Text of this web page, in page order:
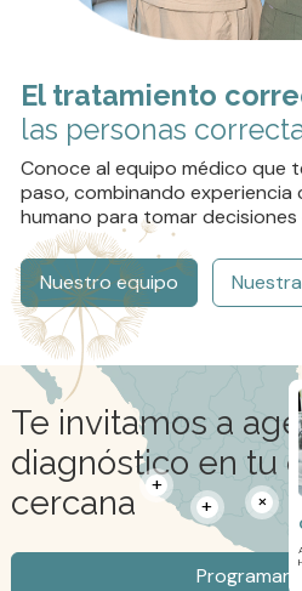
Transferencias más efectivas
Prueba que detecta
antes de transferir el embrión
Preimplantacional para
Transferenciasmás precisas
Prueba para determinar el
transferencia de embriones
TEST ERA® Análisis de
El tratamiento
las personas
Conoce al equipo médico que
paso, combinando experiencia
humano para tomar
Nuestro equipo
Te invitamos a
diagnóstico en tu
cercana
Programar